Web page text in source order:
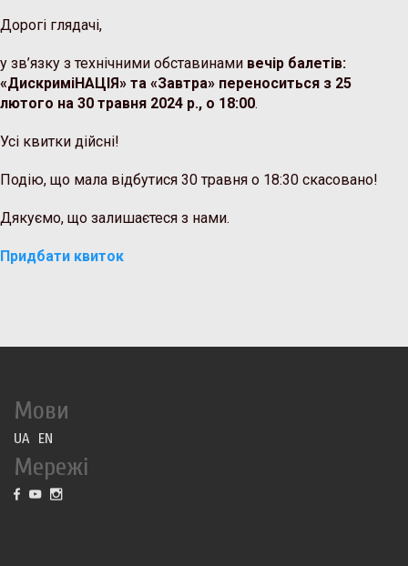
Дорогі глядачі,
у зв’язку з технічними обставинами вечір балетів:
«ДискриміНАЦІЯ» та «Завтра» переноситься з 25
лютого на 30 травня 2024 р., о 18:00.
Усі квитки дійсні!
Подію, що мала відбутися 30 травня о 18:30 скасовано!
Дякуємо, що залишаєтеся з нами.
Придбати квиток
Мови
UA EN
Мережі